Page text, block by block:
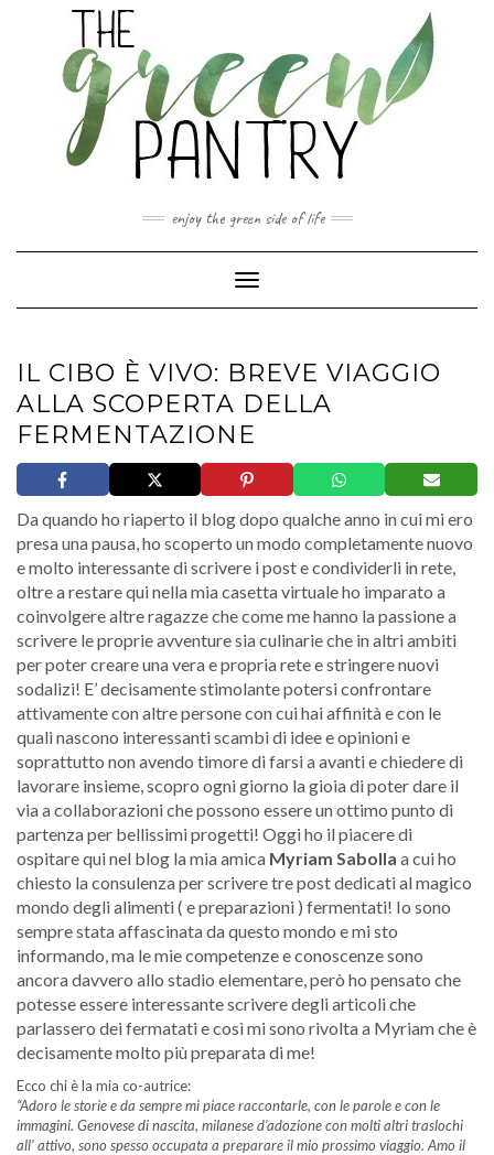
enjoy the green side of life
Toggle Navigation
IL CIBO È VIVO: BREVE VIAGGIO
ALLA SCOPERTA DELLA
FERMENTAZIONE
Da quando ho riaperto il blog dopo qualche anno in cui mi ero
presa una pausa, ho scoperto un modo completamente nuovo
e molto interessante di scrivere i post e condividerli in rete,
oltre a restare qui nella mia casetta virtuale ho imparato a
coinvolgere altre ragazze che come me hanno la passione a
scrivere le proprie avventure sia culinarie che in altri ambiti
per poter creare una vera e propria rete e stringere nuovi
sodalizi! E’ decisamente stimolante potersi confrontare
attivamente con altre persone con cui hai affinità e con le
quali nascono interessanti scambi di idee e opinioni e
soprattutto non avendo timore di farsi a avanti e chiedere di
lavorare insieme, scopro ogni giorno la gioia di poter dare il
via a collaborazioni che possono essere un ottimo punto di
partenza per bellissimi progetti! Oggi ho il piacere di
ospitare qui nel blog la mia amica Myriam Sabolla a cui ho
chiesto la consulenza per scrivere tre post dedicati al magico
mondo degli alimenti ( e preparazioni ) fermentati! Io sono
sempre stata affascinata da questo mondo e mi sto
informando, ma le mie competenze e conoscenze sono
ancora davvero allo stadio elementare, però ho pensato che
potesse essere interessante scrivere degli articoli che
parlassero dei fermatati e così mi sono rivolta a Myriam che è
decisamente molto più preparata di me!
Ecco chi è la mia co-autrice:
“Adoro le storie e da sempre mi piace raccontarle, con le parole e con le
immagini. Genovese di nascita, milanese d’adozione con molti altri traslochi
all’ attivo, sono spesso occupata a preparare il mio prossimo viaggio. Amo il